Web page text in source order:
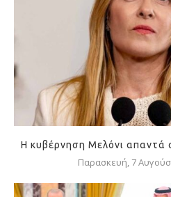
Η κυβέρνηση Μελόνι απαντά
Παρασκευή, 7